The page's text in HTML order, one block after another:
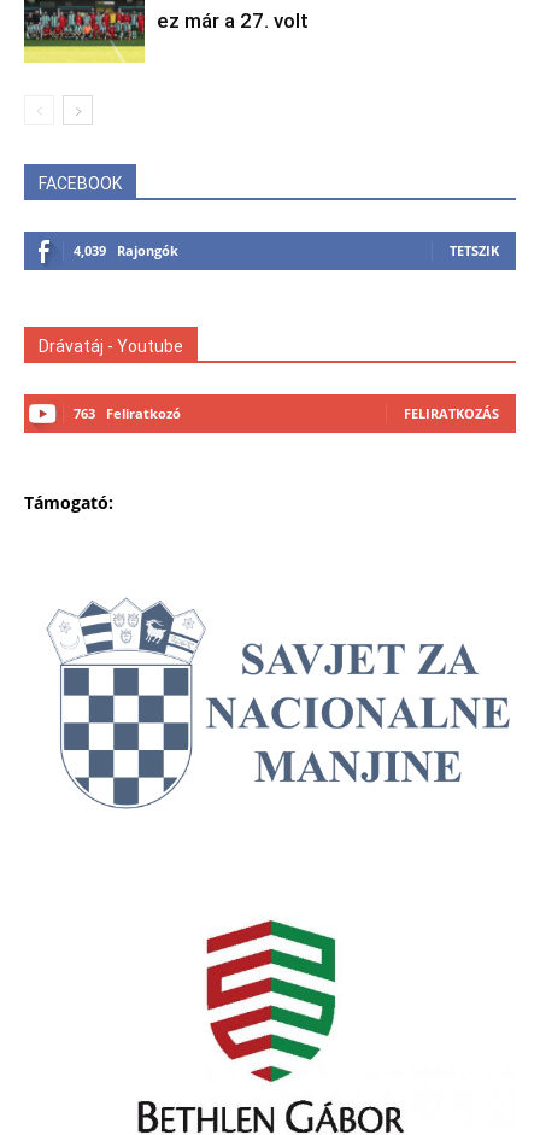
ez már a 27. volt
FACEBOOK
4,039 Rajongók TETSZIK
Drávatáj - Youtube
763 Feliratkozó FELIRATKOZÁS
Támogató: